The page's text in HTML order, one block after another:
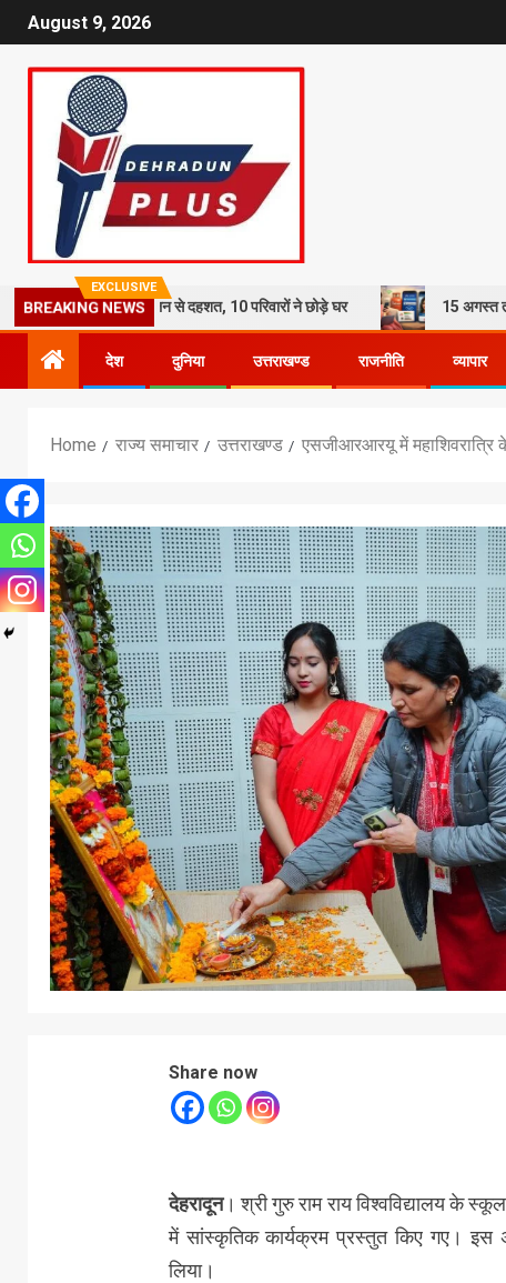
August 9, 2026
EXCLUSIVE
BREAKING NEWS
कहर: भूस्खलन से दहशत, 10 परिवारों ने छोड़े घर 15 अगस्त तक LPG
देश दुनिया उत्तराखण्ड राजनीति व्यापार
Home राज्य समाचार उत्तराखण्ड एसजीआरआरयू में
Share now
देहरादून। श्री गुरु राम राय विश्वविद्यालय के
में सांस्कृतिक कार्यक्रम प्रस्तुत किए गए। इस
लिया।